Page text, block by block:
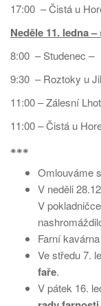
17:00 – Čistá u
Neděle 11. ledna
8:00 – Studenec –
9:30 – Roztoky u
11:00 – Zálesní
11:00 – Čistá u
⁕⁕⁕
Omlouváme
V neděli
V
Farní
Ve středu 7.
faře.
V pátek 16.